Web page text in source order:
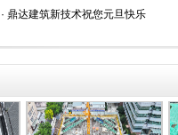
· 鼎达建筑新技术祝您元旦快乐